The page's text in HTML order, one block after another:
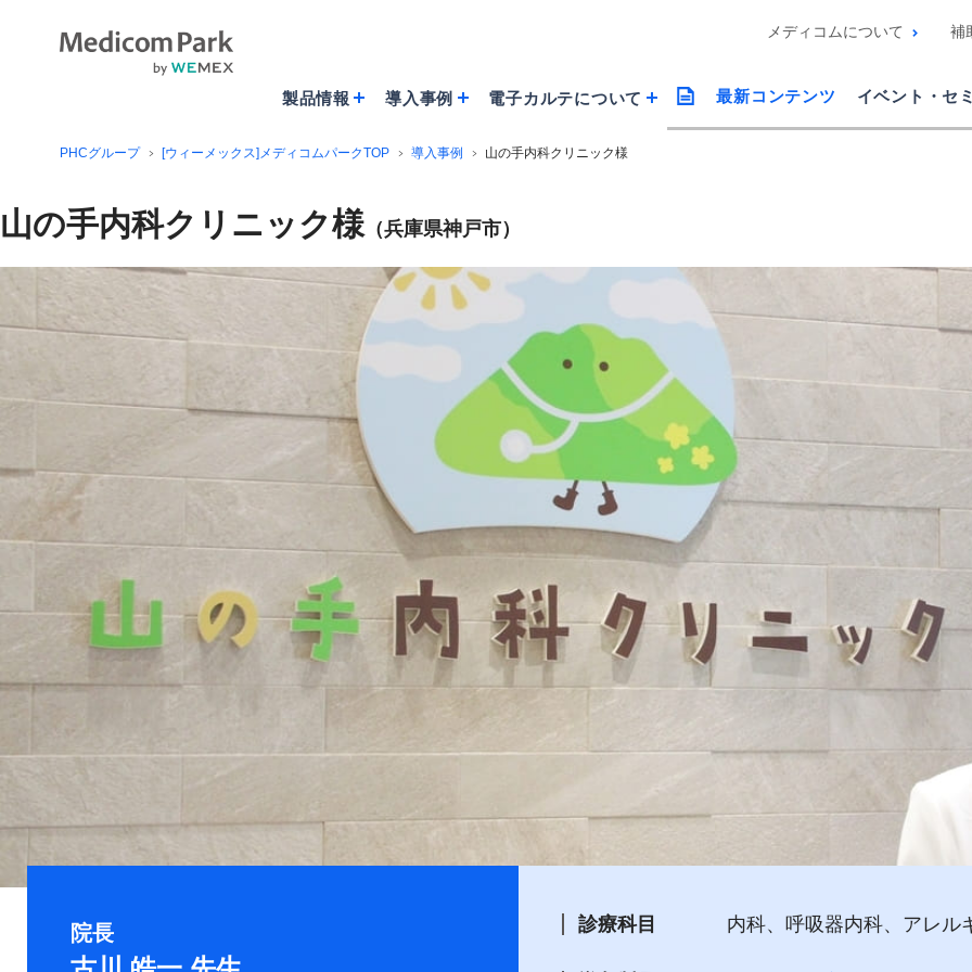
製品情報 導入事例 電子カルテについて 最新コンテンツ イベント・ セ
メディコムについて 補
PHCグループ [ウィーメックス]メディコムパークTOP 導入事例 山の手内科クリニック様
山の手内科クリニック様（兵庫県神戸市）
院長 診療科目 内科、呼吸器内科、アレル